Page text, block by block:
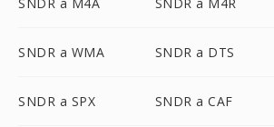
SNDR a WMA SNDR a DTS
SNDR a SPX SNDR a CAF